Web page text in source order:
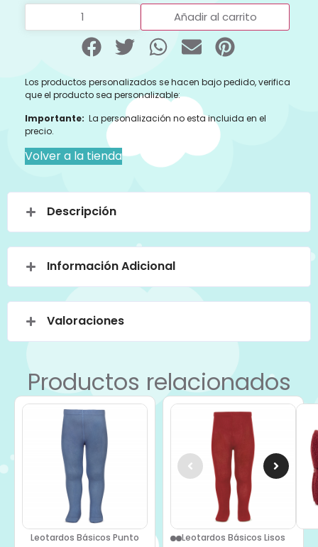
Añadir al carrito
Los productos personalizados se hacen bajo pedido, verifica
que el producto sea personalizable:
Importante: La personalización no esta incluida en el
precio.
Volver a la tienda
Descripción
Información Adicional
Valoraciones
Productos relacionados
Leotardos Básicos Punto
Leotardos Básicos Lisos